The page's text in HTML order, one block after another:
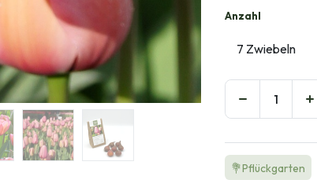
Anzahl
💐Pflückgarten